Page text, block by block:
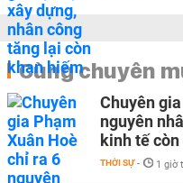
Cùng chuyên
Chuyên
nguyên
kinh tế
THỜI SỰ - 1 giờ